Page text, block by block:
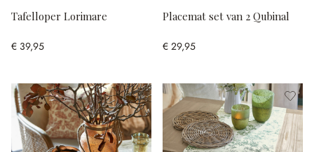
Tafelloper Lorimare
€ 39,95
Placemat set van 2 Qubinal
€ 29,95